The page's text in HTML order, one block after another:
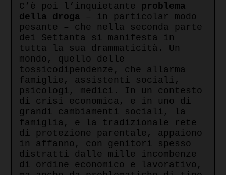
C’è poi l’inquietante problema
della droga – in particolar modo
pesante – che nella seconda parte
dei Settanta si manifesta in
tutta la sua drammaticità. Un
mondo, quello delle
tossicodipendenze, che allarma
famiglie, assistenti sociali,
psicologi, medici. In un contesto
di crisi economica, e in uno di
grandi cambiamenti sociali, la
famiglia, e la tradizionale rete
di protezione parentale, appaiono
in affanno, con genitori spesso
distratti dalle mille incombenze
di ordine economico e lavorativo,